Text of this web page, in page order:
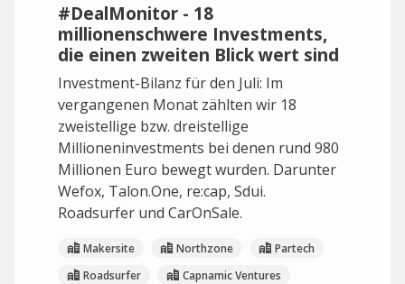
#DealMonitor - 18
millionenschwere Investments,
die einen zweiten Blick wert sind
Investment-Bilanz für den Juli: Im
vergangenen Monat zählten wir 18
zweistellige bzw. dreistellige
Millioneninvestments bei denen rund 980
Millionen Euro bewegt wurden. Darunter
Wefox, Talon.One, re:cap, Sdui.
Roadsurfer und CarOnSale.
Makersite Northzone
Partech
Roadsurfer
Capnamic Ventures